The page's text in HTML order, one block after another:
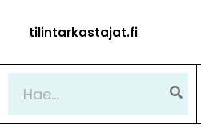
sisältöön
tilintarkastajat.fi